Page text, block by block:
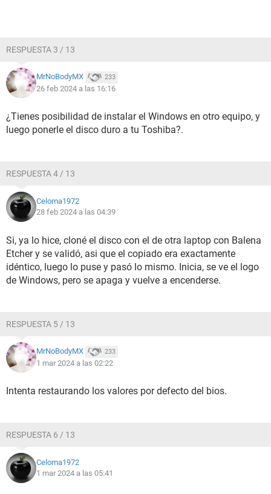
RESPUESTA 3 / 13
MrNoBodyMX 233
26 feb 2024 a las 16:16
¿Tienes posibilidad de instalar el Windows en otro equipo, y
luego ponerle el disco duro a tu Toshiba?.
RESPUESTA 4 / 13
Celoma1972
28 feb 2024 a las 04:39
Si, ya lo hice, cloné el disco con el de otra laptop con Balena
Etcher y se validó, asi que el copiado era exactamente
idéntico, luego lo puse y pasó lo mismo. Inicia, se ve el logo
de Windows, pero se apaga y vuelve a encenderse.
RESPUESTA 5 / 13
MrNoBodyMX 233
1 mar 2024 a las 02:22
Intenta restaurando los valores por defecto del bios.
RESPUESTA 6 / 13
Celoma1972
1 mar 2024 a las 05:41